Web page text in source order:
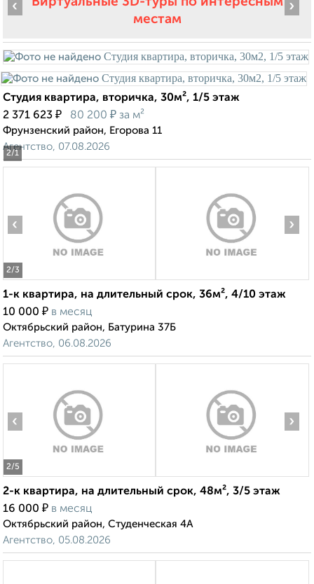
местам
2/1
‹ ›
Студия квартира, вторичка, 30м², 1/5 этаж
2 371 623 ₽ 80 200 ₽ за м²
Фрунзенский район, Егорова 11
Агентство, 07.08.2026
2/3
‹ ›
1-к квартира, на длительный срок, 36м², 4/10 этаж
10 000 ₽ в месяц
Октябрьский район, Батурина 37Б
Агентство, 06.08.2026
2/5
‹ ›
2-к квартира, на длительный срок, 48м², 3/5 этаж
16 000 ₽ в месяц
Октябрьский район, Студенческая 4А
Агентство, 05.08.2026